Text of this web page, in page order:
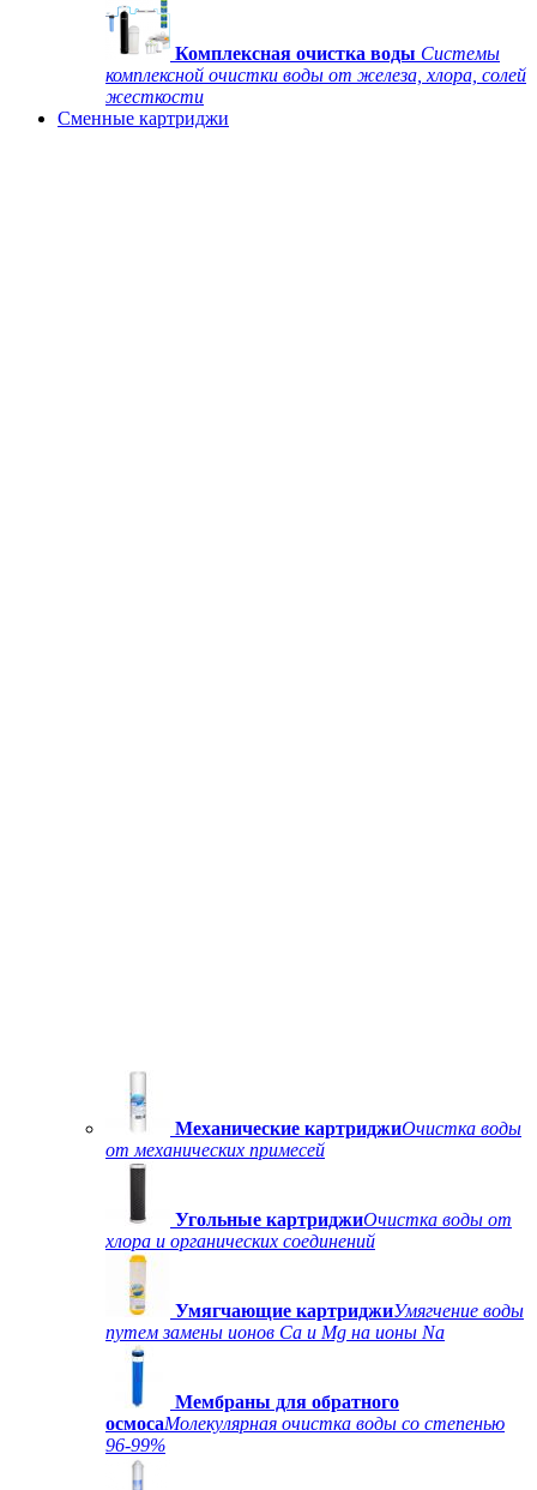
Комплексная очистка воды Системы
комплексной очистки воды от железа, хлора, солей
жесткости
Сменные картриджи
Механические картриджиОчистка воды
от механических примесей
Угольные картриджиОчистка воды от
хлора и органических соединений
Умягчающие картриджиУмягчение воды
путем замены ионов Ca и Mg на ионы Na
Мембраны для обратного
осмосаМолекулярная очистка воды со степенью
96-99%